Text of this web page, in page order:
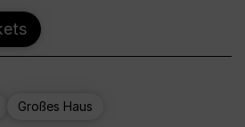
Großes Haus